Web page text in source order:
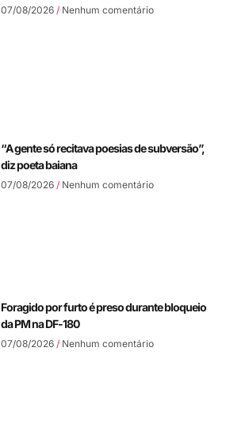
07/08/2026 Nenhum comentário
“A gente só recitava poesias de subversão”,
diz poeta baiana
07/08/2026 Nenhum comentário
Foragido por furto é preso durante bloqueio
da PM na DF-180
07/08/2026 Nenhum comentário